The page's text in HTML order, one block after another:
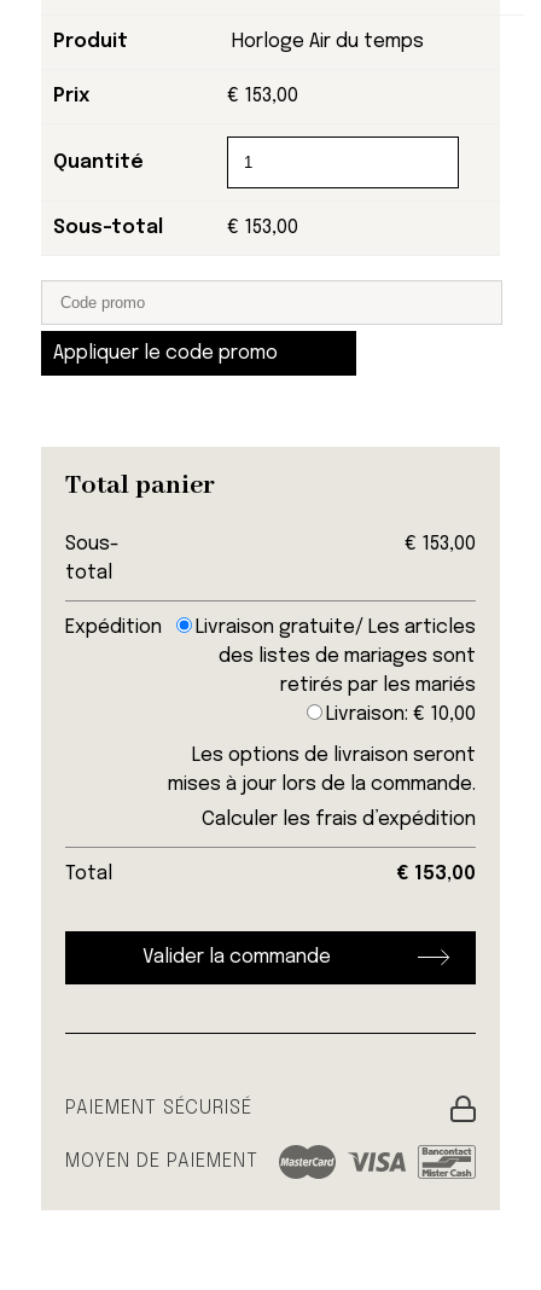
Horloge Air du temps
€ 153,00
€ 153,00
Appliquer le code promo
Total panier
Sous-
total
€ 153,00
Expédition
Livraison gratuite/ Les articles
des listes de mariages sont
retirés par les mariés
Livraison: € 10,00
Les options de livraison seront
mises à jour lors de la commande.
Calculer les frais d’expédition
Total € 153,00
Valider la commande
PAIEMENT SÉCURISÉ
MOYEN DE PAIEMENT